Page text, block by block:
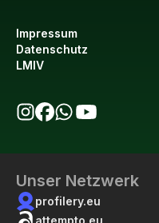
Impressum
Datenschutz
LMIV
Unser Netzwerk
profilery.eu
attempto.eu